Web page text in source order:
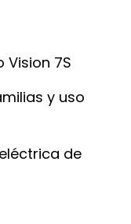
7S
y uso
de